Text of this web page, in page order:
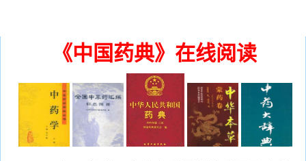
《中国药典》在线阅读